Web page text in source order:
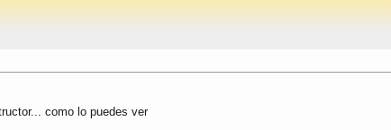
como lo puedes ver